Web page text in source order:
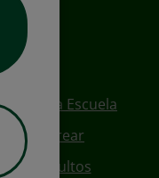
A La Escuela
Colorear
Para Adultos